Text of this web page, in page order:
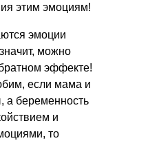
этим эмоциям!
эмоции
можно
эффекте!
если мама и
а беременность
и
то